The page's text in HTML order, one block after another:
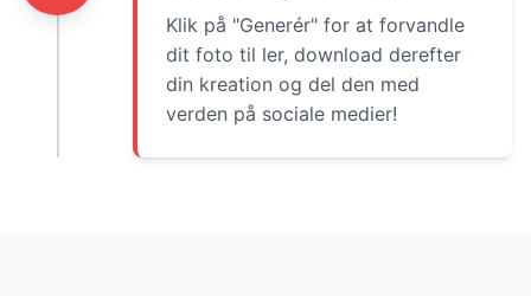
Klik på "Generér" for at forvandle
dit foto til ler, download derefter
din kreation og del den med
verden på sociale medier!